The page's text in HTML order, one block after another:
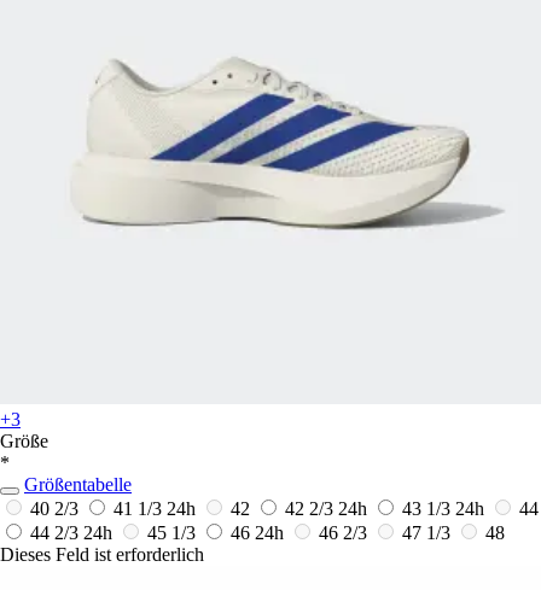
+3
Größe
*
Größentabelle
40 2/3
41 1/3 24h 42 42 2/3 24h 43 1/3 24h
44
44 2/3 24h 45 1/3 46 24h 46 2/3 47 1/3
48
Dieses Feld ist erforderlich